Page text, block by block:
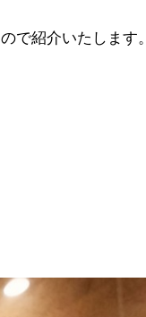
で紹介いたします。